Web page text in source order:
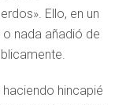
Ello, en un
nada añadió de
hincapié